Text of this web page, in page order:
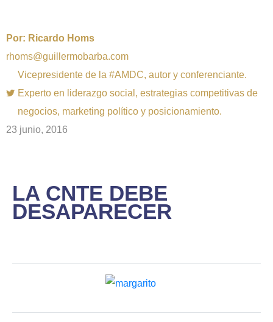
Por: Ricardo Homs
rhoms@guillermobarba.com
Vicepresidente de la #AMDC, autor y conferenciante.
Experto en liderazgo social, estrategias competitivas de
negocios, marketing político y posicionamiento.
23 junio, 2016
LA CNTE DEBE
DESAPARECER